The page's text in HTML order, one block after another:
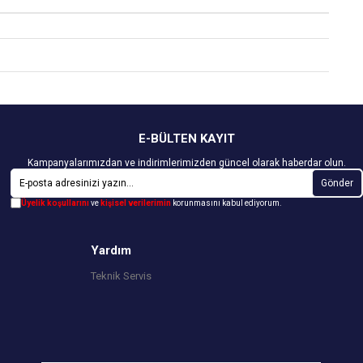
E-BÜLTEN KAYIT
Kampanyalarımızdan ve indirimlerimizden güncel olarak haberdar olun.
Gönder
Üyelik koşullarınıve kişisel verilerimin korunmasını kabul ediyorum.
Yardım
Teknik Servis